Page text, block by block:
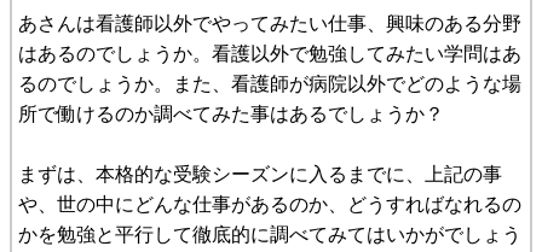
あさんは看護師以外でやってみたい仕事、興味のある分野
はあるのでしょうか。看護以外で勉強してみたい学問はあ
るのでしょうか。また、看護師が病院以外でどのような場
所で働けるのか調べてみた事はあるでしょうか？
まずは、本格的な受験シーズンに入るまでに、上記の事
や、世の中にどんな仕事があるのか、どうすればなれるの
かを勉強と平行して徹底的に調べてみてはいかがでしょう